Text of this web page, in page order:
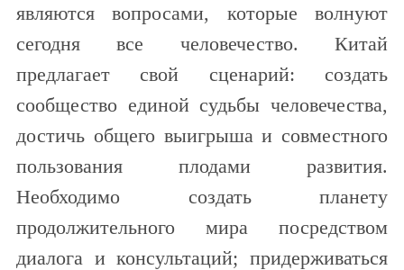
являются вопросами, которые волнуют
сегодня все человечество. Китай
предлагает свой сценарий: создать
сообщество единой судьбы человечества,
достичь общего выигрыша и совместного
пользования плодами развития.
Необходимо создать планету
продолжительного мира посредством
диалога и консультаций; придерживаться